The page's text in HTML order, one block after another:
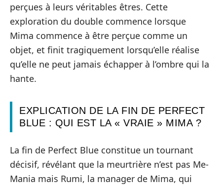
perçues à leurs véritables êtres. Cette
exploration du double commence lorsque
Mima commence à être perçue comme un
objet, et finit tragiquement lorsqu’elle réalise
qu’elle ne peut jamais échapper à l’ombre qui la
hante.
EXPLICATION DE LA FIN DE PERFECT
BLUE : QUI EST LA « VRAIE » MIMA ?
La fin de Perfect Blue constitue un tournant
décisif, révélant que la meurtrière n’est pas Me-
Mania mais Rumi, la manager de Mima, qui